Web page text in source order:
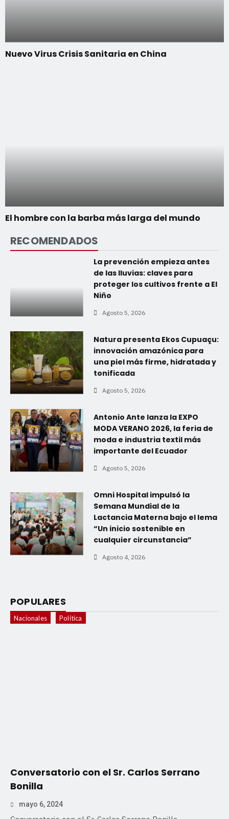
Nuevo Virus Crisis Sanitaria en China
El hombre con la barba más larga del mundo
RECOMENDADOS
La prevención empieza antes
de las lluvias: claves para
proteger los cultivos frente a El
Niño
Agosto 5, 2026
Natura presenta Ekos Cupuaçu:
innovación amazónica para
una piel más firme, hidratada y
tonificada
Agosto 5, 2026
Antonio Ante lanza la EXPO
MODA VERANO 2026, la feria de
moda e industria textil más
importante del Ecuador
Agosto 5, 2026
Omni Hospital impulsó la
Semana Mundial de la
Lactancia Materna bajo el lema
“Un inicio sostenible en
cualquier circunstancia”
Agosto 4, 2026
POPULARES
Nacionales Política
Conversatorio con el Sr. Carlos Serrano
Bonilla
mayo 6, 2024